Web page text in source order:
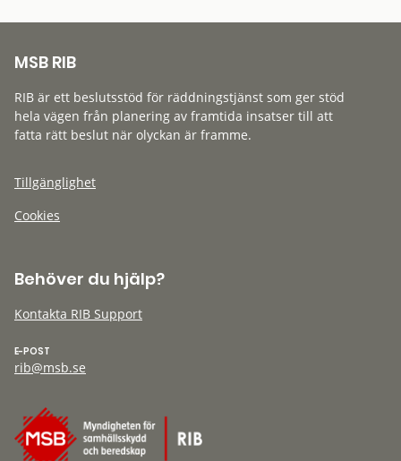
MSB RIB
RIB är ett beslutsstöd för räddningstjänst som ger stöd
hela vägen från planering av framtida insatser till att
fatta rätt beslut när olyckan är framme.
Tillgänglighet
Cookies
Behöver du hjälp?
Kontakta RIB Support
E-POST
rib@msb.se